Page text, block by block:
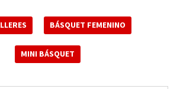
BÁSQUET FEMENINO
MINI BÁSQUET